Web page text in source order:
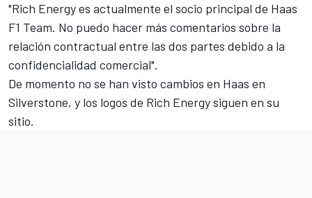
"Rich Energy es actualmente el socio principal de Haas
F1 Team. No puedo hacer más comentarios sobre la
relación contractual entre las dos partes debido a la
confidencialidad comercial".
De momento no se han visto cambios en Haas en
Silverstone, y los logos de Rich Energy siguen en su
sitio.